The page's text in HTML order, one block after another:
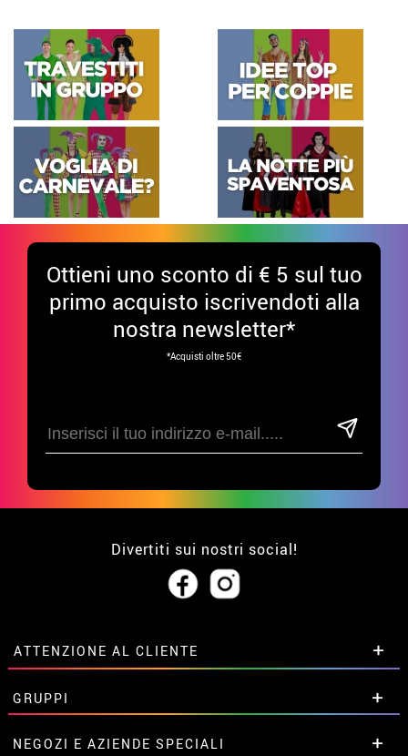
Ottieni uno sconto di € 5 sul tuo
primo acquisto iscrivendoti alla
nostra newsletter*
*Acquisti oltre 50€
Divertiti sui nostri social!
ATTENZIONE AL CLIENTE
• Su di noi
• Condizioni di vendita
• Avviso legale privacy
GRUPPI
Sconti speciali per gruppi.
NEGOZI E AZIENDE SPECIALI